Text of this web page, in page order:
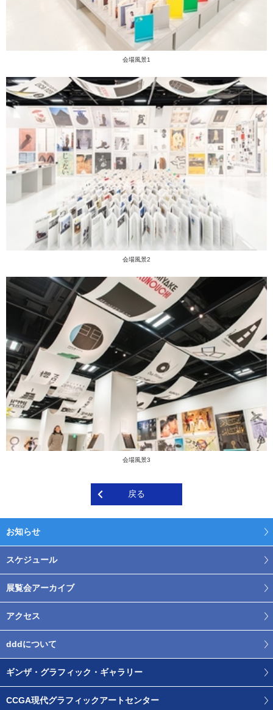
会場風景1
会場風景2
会場風景3
戻る
お知らせ
スケジュール
展覧会アーカイブ
アクセス
dddについて
ギンザ・グラフィック・ギャラリー
CCGA現代グラフィックアートセンター